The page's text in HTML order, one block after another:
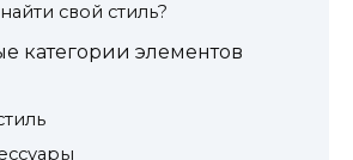
свой стиль?
категории элементов